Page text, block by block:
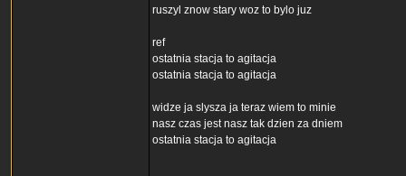
ruszyl znow stary woz to bylo juz
ref
ostatnia stacja to agitacja
ostatnia stacja to agitacja
widze ja slysza ja teraz wiem to minie
nasz czas jest nasz tak dzien za dniem
ostatnia stacja to agitacja